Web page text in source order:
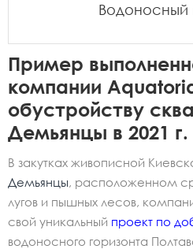
Пример
компании
обустройству
Демьянцы в 2021 г.
В закутках живописной
Демьянцы, расположенном
лугов и пышных лесов,
свой уникальный проект по
водоносного горизонта
Водоносный